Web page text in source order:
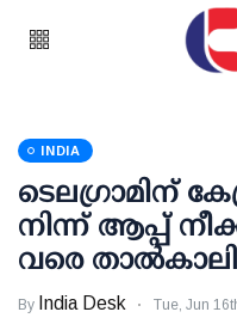
INDIA
ടെലഗ്രാമിന്
നിന്ന് ആപ്പ്
വരെ
By India Desk Tue, Jun